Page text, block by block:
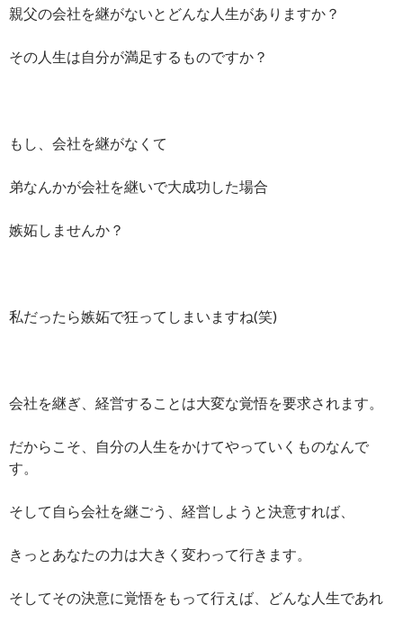
親父の会社を継がないとどんな人生がありますか？
その人生は自分が満足するものですか？
もし、会社を継がなくて
弟なんかが会社を継いで大成功した場合
嫉妬しませんか？
私だったら嫉妬で狂ってしまいますね(笑)
会社を継ぎ、経営することは大変な覚悟を要求されます。
だからこそ、自分の人生をかけてやっていくものなんで
す。
そして自ら会社を継ごう、経営しようと決意すれば、
きっとあなたの力は大きく変わって行きます。
そしてその決意に覚悟をもって行えば、どんな人生であれ